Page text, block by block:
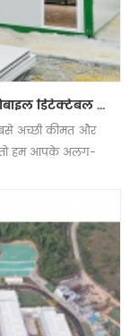
कार्यालय / लिविंग के लिए फैक्टरी मूल्य मोबाइल डिटेक्टेबल कंटेनर हाउस
अच्छी कीमत और
तो हम आपके अलग-